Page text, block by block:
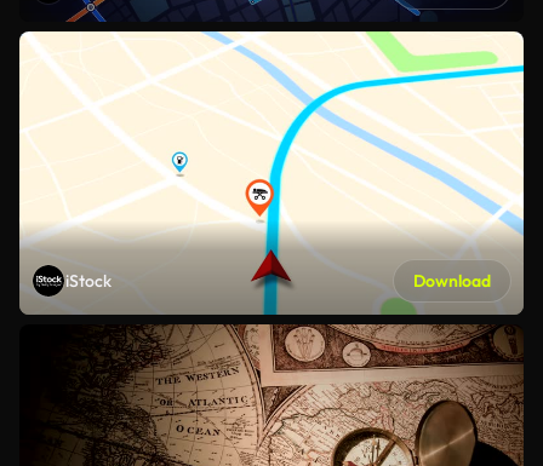
iStock Download